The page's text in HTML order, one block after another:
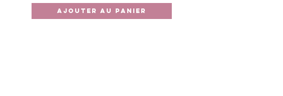
Ajouter au panier